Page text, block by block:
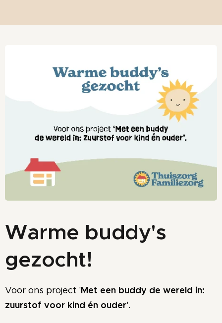
Warme buddy's
gezocht!
Voor ons project 'Met een buddy de wereld in:
zuurstof voor kind én ouder'.